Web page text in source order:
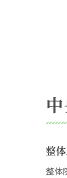
整
整体